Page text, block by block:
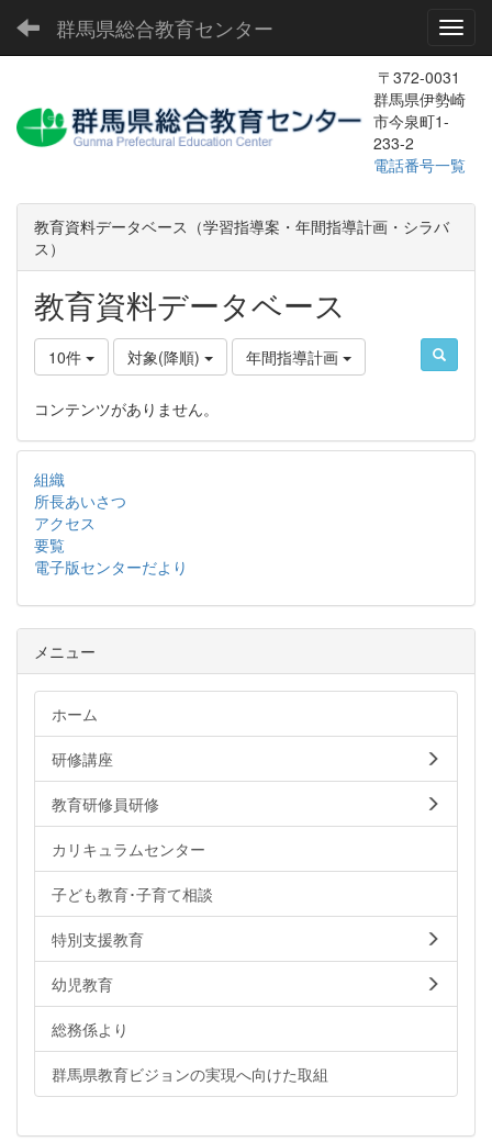
群馬県総合教育センター
〒372-0031
群馬県伊勢崎
市今泉町1-
233-2
電話番号一覧
教育資料データベース（学習指導案・年間指導計画・シラバ
ス）
教育資料データベース
10件 対象(降順) 年間指導計画
コンテンツがありません。
組織
所長あいさつ
アクセス
要覧
電子版センターだより
メニュー
ホーム
研修講座
教育研修員研修
カリキュラムセンター
子ども教育･子育て相談
特別支援教育
幼児教育
総務係より
群馬県教育ビジョンの実現へ向けた取組